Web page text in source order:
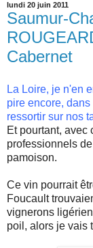
lundi 20 juin 2011
Saumur-
Cabernet
La Loire, je n'en
pire encore,
ressortir sur nos
Et pourtant, avec
professionnels
pamoison.
Ce vin pourrait
Foucault
vignerons
poil, alors je vais